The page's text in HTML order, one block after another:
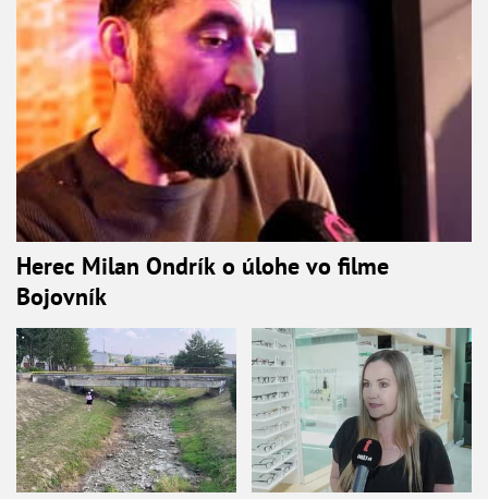
Herec Milan Ondrík o úlohe vo filme
Bojovník